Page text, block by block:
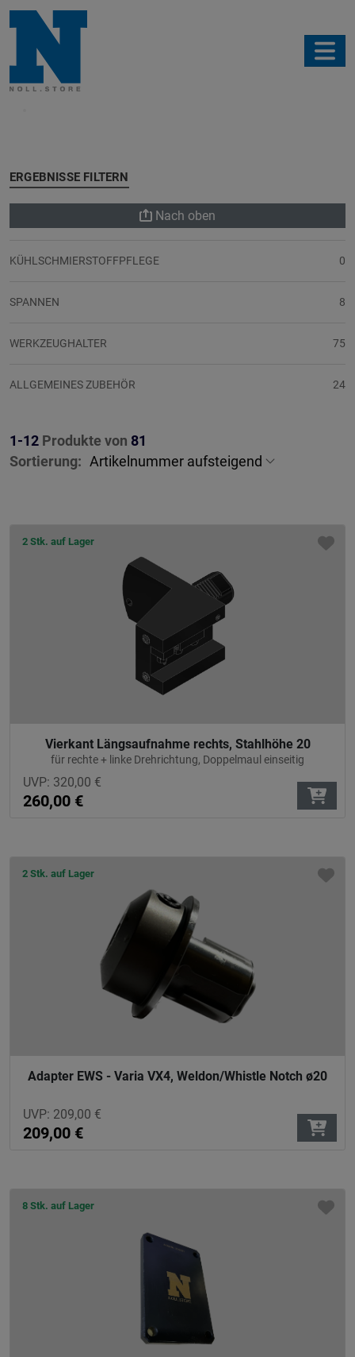
ERGEBNISSE FILTERN
Nach oben
KÜHLSCHMIERSTOFFPFLEGE 0
SPANNEN 8
WERKZEUGHALTER 75
ALLGEMEINES ZUBEHÖR 24
1-12 Produkte von 81
Sortierung:
2 Stk. auf Lager
Vierkant Längsaufnahme rechts, Stahlhöhe 20
für rechte + linke Drehrichtung, Doppelmaul einseitig
UVP: 320,00 €
260,00 €
2 Stk. auf Lager
Adapter EWS - Varia VX4, Weldon/Whistle Notch ø20
UVP: 209,00 €
209,00 €
8 Stk. auf Lager